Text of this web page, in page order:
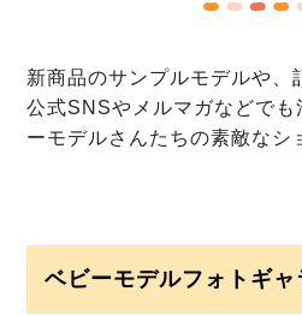
新商品のサンプルモデルや、
公式SNSやメルマガなどでも
ーモデルさんたちの素敵なシ
ベビーモデルフォトギ